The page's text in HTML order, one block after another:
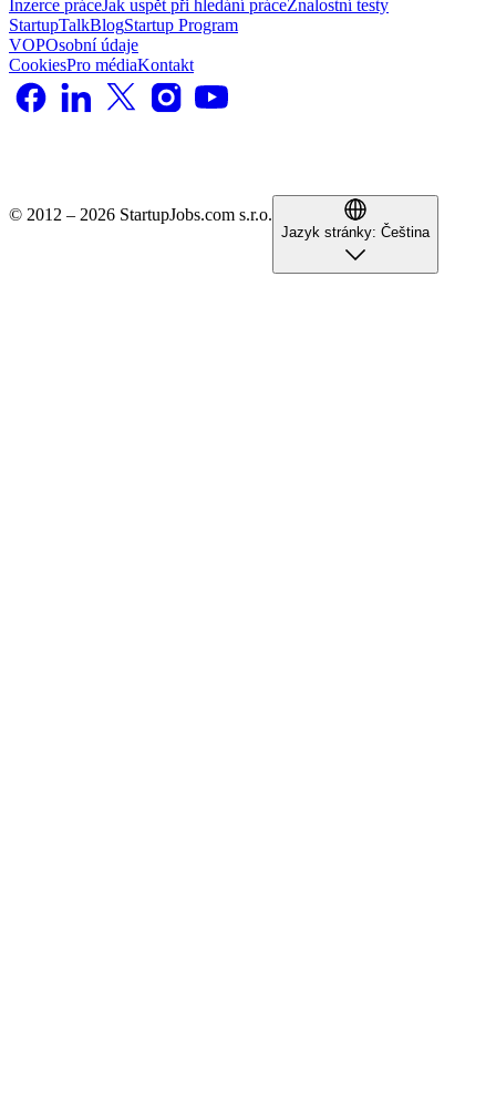
Inzerce práceJak uspět při hledání práceZnalostní testy
StartupTalkBlogStartup Program
VOPOsobní údaje
CookiesPro médiaKontakt
© 2012 – 2026 StartupJobs.com s.r.o.
Jazyk stránky: Čeština